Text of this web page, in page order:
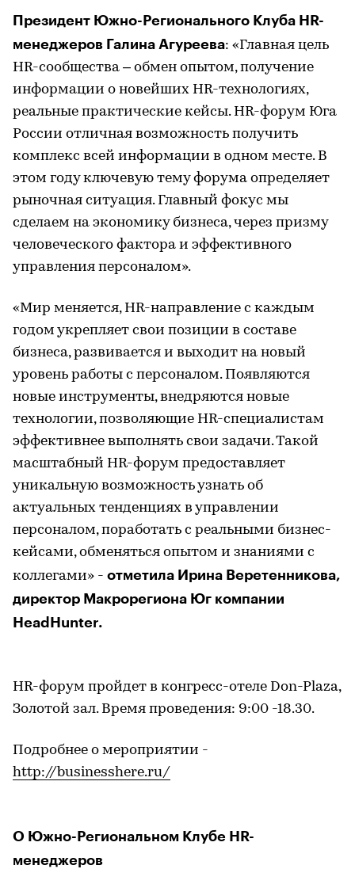
Президент Южно-Регионального Клуба HR-
менеджеров Галина Агуреева: «Главная цель
HR-сообщества – обмен опытом, получение
информации о новейших HR-технологиях,
реальные практические кейсы. HR-форум Юга
России отличная возможность получить
комплекс всей информации в одном месте. В
этом году ключевую тему форума определяет
рыночная ситуация. Главный фокус мы
сделаем на экономику бизнеса, через призму
человеческого фактора и эффективного
управления персоналом».
«Мир меняется, HR-направление с каждым
годом укрепляет свои позиции в составе
бизнеса, развивается и выходит на новый
уровень работы с персоналом. Появляются
новые инструменты, внедряются новые
технологии, позволяющие HR-специалистам
эффективнее выполнять свои задачи. Такой
масштабный HR-форум предоставляет
уникальную возможность узнать об
актуальных тенденциях в управлении
персоналом, поработать с реальными бизнес-
кейсами, обменяться опытом и знаниями с
коллегами» - отметила Ирина Веретенникова,
директор Макрорегиона Юг компании
HeadHunter.
HR-форум пройдет в конгресс-отеле Don-Plaza,
Золотой зал. Время проведения: 9:00 -18.30.
Подробнее о мероприятии -
http://businesshere.ru/
О Южно-Региональном Клубе HR-
менеджеров